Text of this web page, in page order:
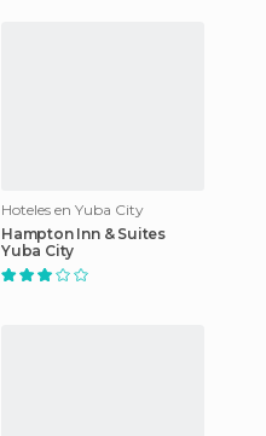
Hoteles en Yuba City
Hampton Inn & Suites
Yuba City